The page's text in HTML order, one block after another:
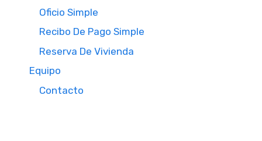
Oficio Simple
Recibo De Pago Simple
Reserva De Vivienda
Equipo
Contacto